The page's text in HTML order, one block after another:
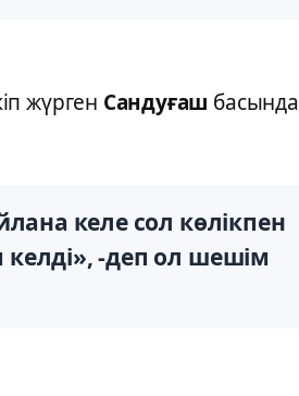
жүрген Сандуғаш басында
келе сол көлікпен
-деп ол шешім